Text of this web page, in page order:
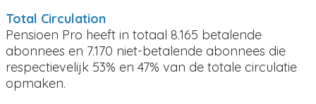
Total Circulation
Pensioen Pro heeft in totaal 8.165 betalende
abonnees en 7.170 niet-betalende abonnees die
respectievelijk 53% en 47% van de totale circulatie
opmaken.